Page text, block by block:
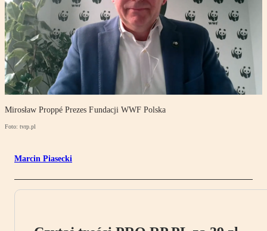
Mirosław Proppé Prezes Fundacji WWF Polska
Foto: tvrp.pl
Marcin Piasecki